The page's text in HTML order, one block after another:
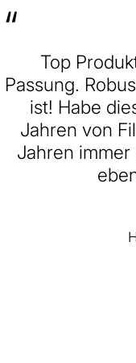
“
Top
Passung.
ist! Habe
Jahren von
Jahren